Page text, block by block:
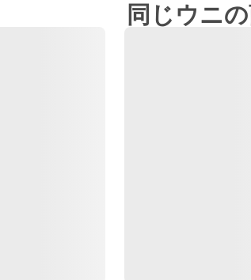
同じウニ